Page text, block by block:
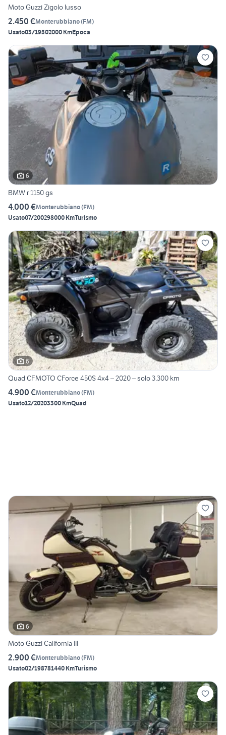
Moto Guzzi Zigolo lusso
2.450 €Monterubbiano(FM)
Usato03/19502000 KmEpoca
6
BMW r 1150 gs
4.000 €Monterubbiano(FM)
Usato07/200298000 KmTurismo
6
Quad CFMOTO CForce 450S 4x4 – 2020 – solo 3.300 km
4.900 €Monterubbiano(FM)
Usato12/20203300 KmQuad
6
Moto Guzzi California III
2.900 €Monterubbiano(FM)
Usato02/198781440 KmTurismo